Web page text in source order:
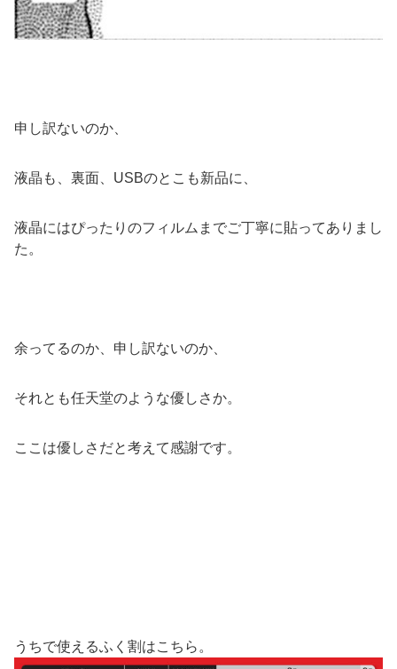
申し訳ないのか、
液晶も、裏面、USBのとこも新品に、
液晶にはぴったりのフィルムまでご丁寧に貼ってありまし
た。
余ってるのか、申し訳ないのか、
それとも任天堂のような優しさか。
ここは優しさだと考えて感謝です。
うちで使えるふく割はこちら。